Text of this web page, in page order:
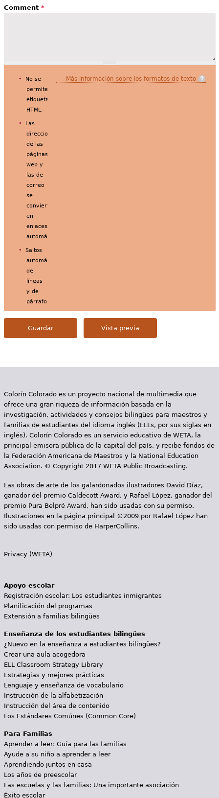
Comment *
Más información sobre los formatos de texto
No se
permiten
etiquetas
HTML.
Las
direcciones
de las
páginas
web y
las de
correo
se
convierten
en
enlaces
automáticamente.
Saltos
automáticos
de
líneas
y de
párrafos.
Colorín Colorado es un proyecto nacional de multimedia que
ofrece una gran riqueza de información basada en la
investigación, actividades y consejos bilingües para maestros y
familias de estudiantes del idioma inglés (ELLs, por sus siglas en
inglés). Colorín Colorado es un servicio educativo de WETA, la
principal emisora pública de la capital del país, y recibe fondos de
la Federación Americana de Maestros y la National Education
Association. © Copyright 2017 WETA Public Broadcasting.
Las obras de arte de los galardonados ilustradores David Díaz,
ganador del premio Caldecott Award, y Rafael López, ganador del
premio Pura Belpré Award, han sido usadas con su permiso.
Ilustraciones en la página principal ©2009 por Rafael López han
sido usadas con permiso de HarperCollins.
Privacy (WETA)
Apoyo escolar
Registración escolar: Los estudiantes inmigrantes
Planificación del programas
Extensión a familias bilingües
Enseñanza de los estudiantes bilingües
¿Nuevo en la enseñanza a estudiantes bilingües?
Crear una aula acogedora
ELL Classroom Strategy Library
Estrategias y mejores prácticas
Lenguaje y enseñanza de vocabulario
Instrucción de la alfabetización
Instrucción del área de contenido
Los Estándares Comúnes (Common Core)
Para Familias
Aprender a leer: Guía para las familias
Ayude a su niño a aprender a leer
Aprendiendo juntos en casa
Los años de preescolar
Las escuelas y las familias: Una importante asociación
Éxito escolar